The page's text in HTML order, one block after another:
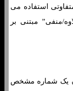
استفاده می
منفی” مبتنی بر
ان یک شماره مشخص